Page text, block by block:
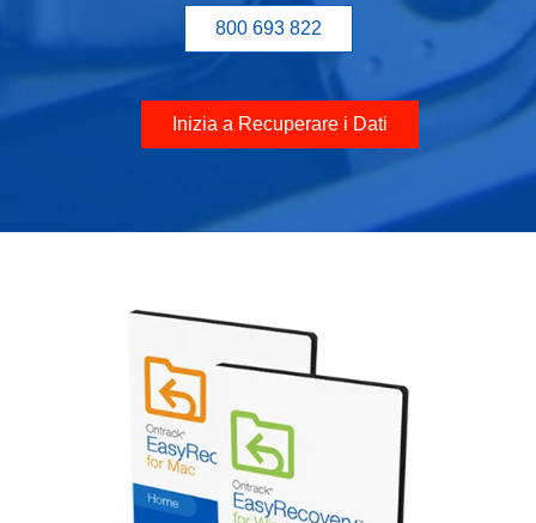
800 693 822
Inizia a Recuperare i Dati